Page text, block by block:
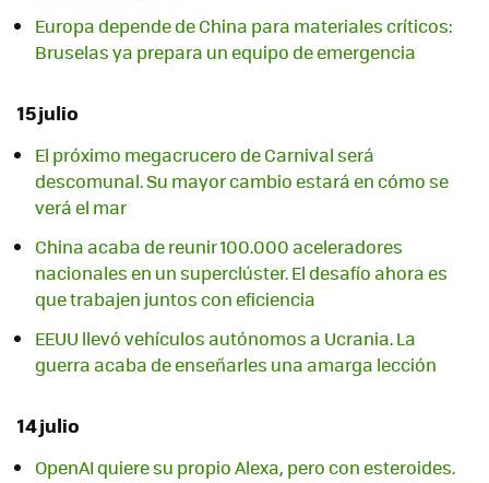
Europa depende de China para materiales críticos:
Bruselas ya prepara un equipo de emergencia
15 julio
El próximo megacrucero de Carnival será
descomunal. Su mayor cambio estará en cómo se
verá el mar
China acaba de reunir 100.000 aceleradores
nacionales en un superclúster. El desafío ahora es
que trabajen juntos con eficiencia
EEUU llevó vehículos autónomos a Ucrania. La
guerra acaba de enseñarles una amarga lección
14 julio
OpenAI quiere su propio Alexa, pero con esteroides.